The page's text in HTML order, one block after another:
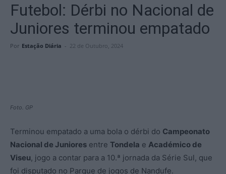
Futebol: Dérbi no Nacional de
Juniores terminou empatado
Por Estação Diária - 22 de Outubro, 2024
Foto. GP
Terminou empatado a uma bola o dérbi do Campeonato
Nacional de Juniores entre Tondela e Académico de
Viseu, jogo a contar para a 10.ª jornada da Série Sul, que
foi disputado no Parque de jogos de Nandufe.